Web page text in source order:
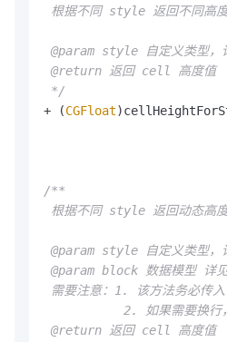
根据不同 style 返回不同高
@param style 自定义类型
@return 返回 cell 高度值
*/
+ (CGFloat
/**
根据不同 style 返回动态高
@param style 自定义类型
@param block 数据模型
需要注意：1. 该方法务必传
2. 如果需要换行
@return 返回 cell 高度值